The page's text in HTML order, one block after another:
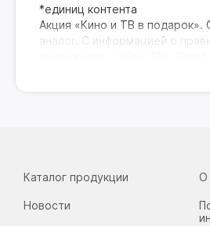
*единиц контента
Акция «Кино и ТВ в подарок».
аналог. С информацией о
Важно: Приемник
Каталог продукции
Новости
О